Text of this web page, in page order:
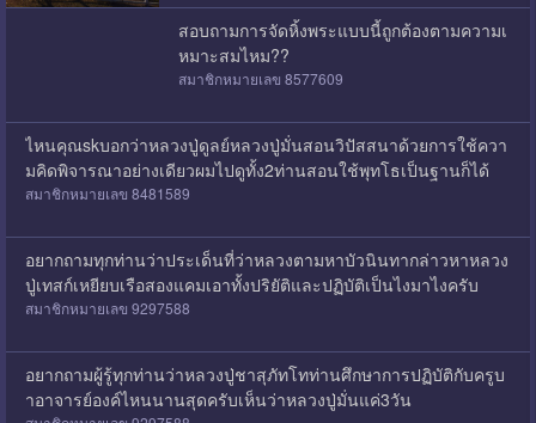
สอบถามการจัดหิ้งพระแบบนี้ถูกต้องตามความเ
หมาะสมไหม??
สมาชิกหมายเลข 8577609
ไหนคุณskบอกว่าหลวงปู่ดูลย์หลวงปู่มั่นสอนวิปัสสนาด้วยการใช้ควา
มคิดพิจารณาอย่างเดียวผมไปดูทั้ง2ท่านสอนใช้พุทโธเป็นฐานก็ได้
สมาชิกหมายเลข 8481589
อยากถามทุกท่านว่าประเด็นที่ว่าหลวงตามหาบัวนินทากล่าวหาหลวง
ปู่เทสก์เหยียบเรือสองแคมเอาทั้งปริยัติและปฏิบัติเป็นไงมาไงครับ
สมาชิกหมายเลข 9297588
อยากถามผู้รู้ทุกท่านว่าหลวงปู่ชาสุภัทโทท่านศึกษาการปฏิบัติกับครูบ
าอาจารย์องค์ไหนนานสุดครับเห็นว่าหลวงปู่มั่นแค่3วัน